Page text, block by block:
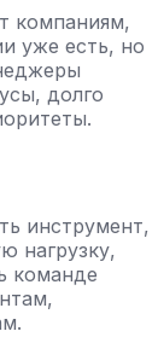
компаниям,
уже есть, но
долго
инструмент,
нагрузку,
команде